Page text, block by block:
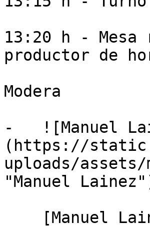
13:20 h - Mesa
productor de
Modera
-   ![Manuel
(https://
uploads/assets/
"Manuel